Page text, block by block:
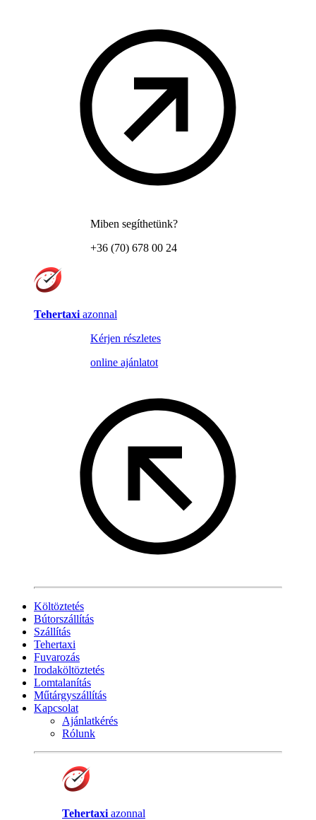
Miben segíthetünk?
+36 (70) 678 00 24
Tehertaxi azonnal
Kérjen részletes
online ajánlatot
Költöztetés
Bútorszállítás
Szállítás
Tehertaxi
Fuvarozás
Irodaköltöztetés
Lomtalanítás
Műtárgyszállítás
Kapcsolat
Ajánlatkérés
Rólunk
Tehertaxi azonnal